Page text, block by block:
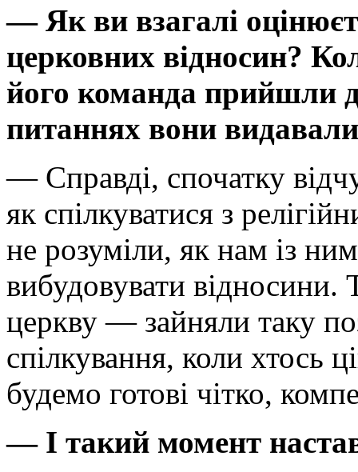
— Як ви взагалі
церковних відносин?
його команда прийшли
питаннях вони
— Справді, спочатку
як спілкуватися з
не розуміли, як нам із
вибудовувати
церкву — зайняли таку
спілкування, коли хтось
будемо готові чітко,
— І такий момент